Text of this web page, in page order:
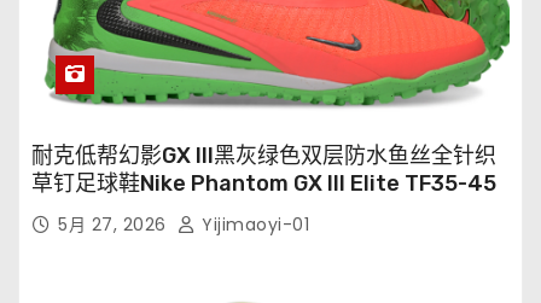
耐克低帮幻影GX III黑灰绿色双层防水鱼丝全针织
草钉足球鞋Nike Phantom GX III Elite TF35-45
5月 27, 2026 Yijimaoyi-01